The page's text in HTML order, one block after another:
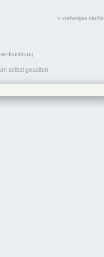
« vorheriges
selbst gesalten